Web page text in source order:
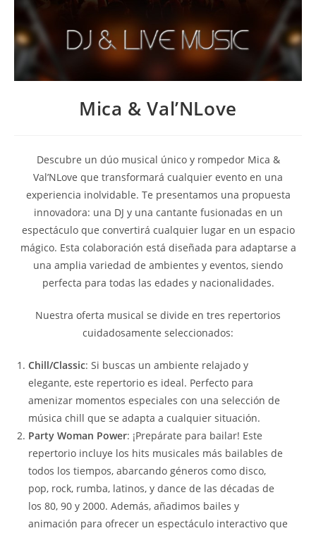
Mica & Val’NLove
Descubre un dúo musical único y rompedor Mica &
Val’NLove que transformará cualquier evento en una
experiencia inolvidable. Te presentamos una propuesta
innovadora: una DJ y una cantante fusionadas en un
espectáculo que convertirá cualquier lugar en un espacio
mágico. Esta colaboración está diseñada para adaptarse a
una amplia variedad de ambientes y eventos, siendo
perfecta para todas las edades y nacionalidades.
Nuestra oferta musical se divide en tres repertorios
cuidadosamente seleccionados:
Chill/Classic: Si buscas un ambiente relajado y
elegante, este repertorio es ideal. Perfecto para
amenizar momentos especiales con una selección de
música chill que se adapta a cualquier situación.
Party Woman Power: ¡Prepárate para bailar! Este
repertorio incluye los hits musicales más bailables de
todos los tiempos, abarcando géneros como disco,
pop, rock, rumba, latinos, y dance de las décadas de
los 80, 90 y 2000. Además, añadimos bailes y
animación para ofrecer un espectáculo interactivo que